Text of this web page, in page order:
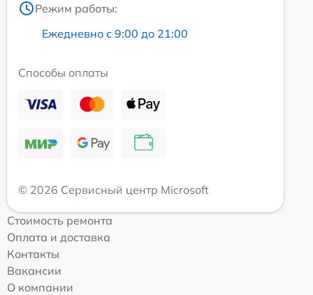
Режим работы:
Ежедневно с 9:00 до 21:00
Способы оплаты
© 2026 Сервисный центр Microsoft
Стоимость ремонта
Оплата и доставка
Контакты
Вакансии
О компании